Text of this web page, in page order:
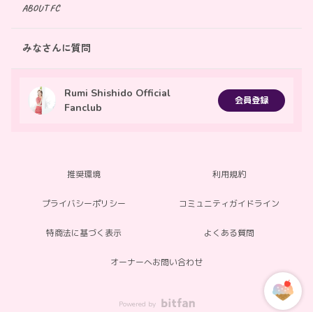
ABOUT FC
みなさんに質問
Rumi Shishido Official
Fanclub
会員登録
推奨環境 利用規約
プライバシーポリシー コミュニティガイドライン
特商法に基づく表示 よくある質問
オーナーへお問い合わせ
Powered by